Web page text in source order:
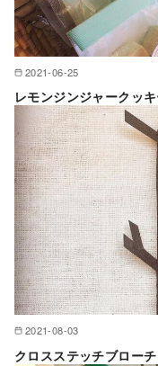
2021-06-25
レモンジンジャークッ
2021-08-03
クロスステッチブローチ